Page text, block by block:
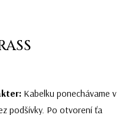
Kabelku ponechávame v
podšívky. Po otvorení ťa